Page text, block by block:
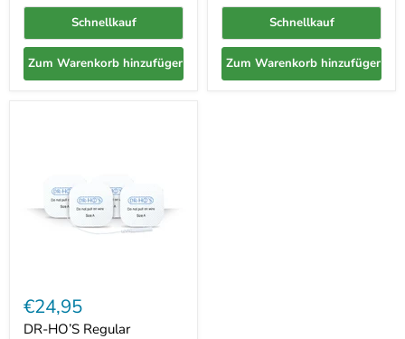
Schnellkauf
Zum Warenkorb hinzufügen
Schnellkauf
Zum Warenkorb hinzufügen
HO’S
Regular
Elektrodenpads,
€24,95
DR-HO’S Regular